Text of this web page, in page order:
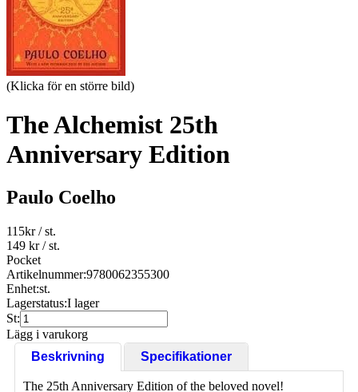
(Klicka för en större bild)
The Alchemist 25th
Anniversary Edition
Paulo Coelho
115kr/ st.
149 kr/ st.
Pocket
Artikelnummer:9780062355300
Enhet:st.
Lagerstatus:I lager
St:
Lägg i varukorg
Beskrivning
Specifikationer
The 25th Anniversary Edition of the beloved novel!